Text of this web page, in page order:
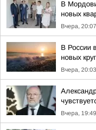
В
новых
Вчера, 20:07
В России
новых
Вчера, 20:03
Вчера, 19:49